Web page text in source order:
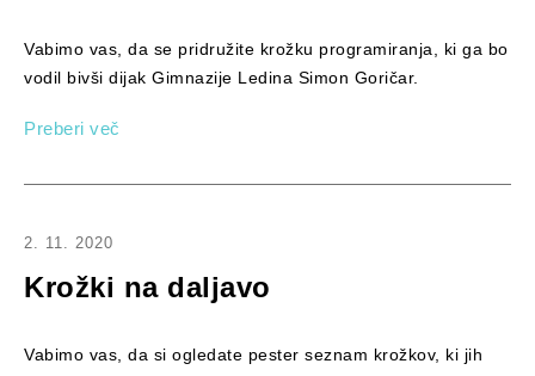
Vabimo vas, da se pridružite krožku programiranja, ki ga bo
vodil bivši dijak Gimnazije Ledina Simon Goričar.
Preberi več
2. 11. 2020
Krožki na daljavo
Vabimo vas, da si ogledate pester seznam krožkov, ki jih